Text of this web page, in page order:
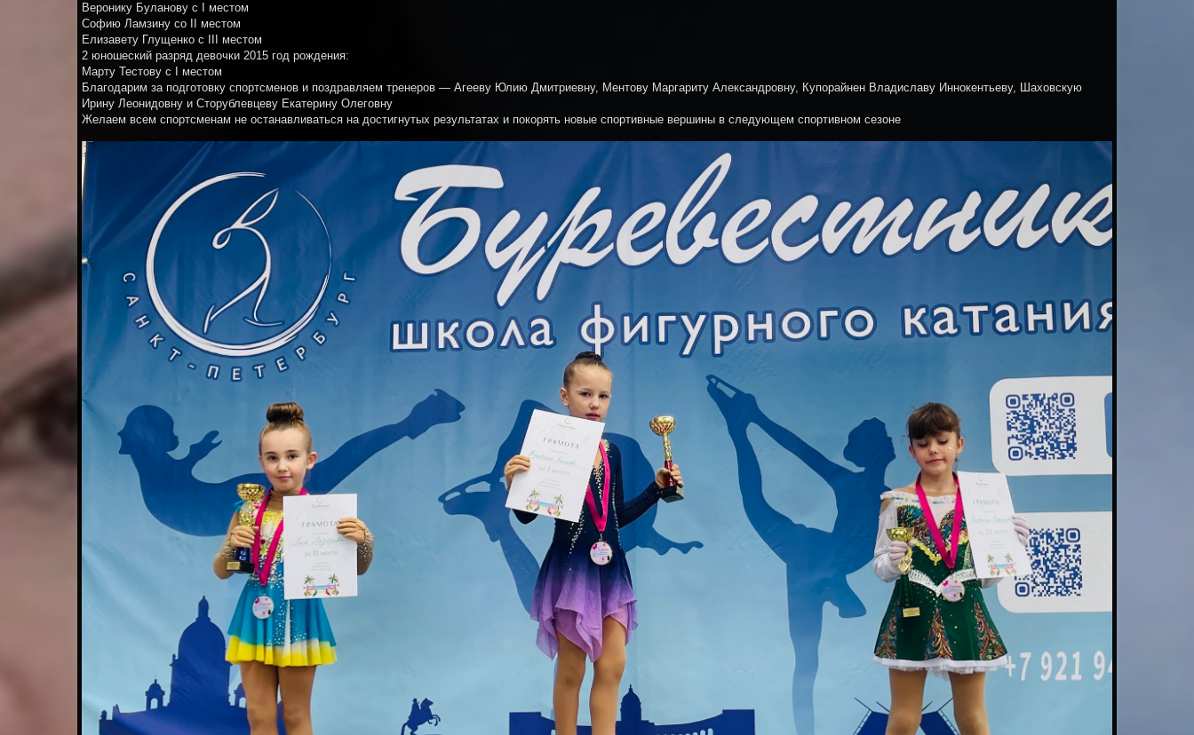
Веронику Буланову с I местом
Софию Ламзину со II местом
Елизавету Глущенко с III местом
2 юношеский разряд девочки 2015 год рождения:
Марту Тестову с I местом
Благодарим за подготовку спортсменов и поздравляем тренеров — Агееву Юлию Дмитриевну, Ментову Маргариту Александровну, Купорайнен Владиславу Иннокентьеву, Шаховскую
Ирину Леонидовну и Сторублевцеву Екатерину Олеговну
Желаем всем спортсменам не останавливаться на достигнутых результатах и покорять новые спортивные вершины в следующем спортивном сезоне